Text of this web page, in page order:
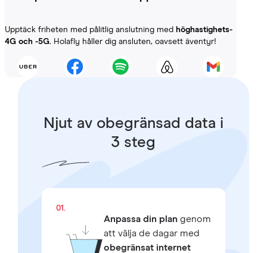
Upptäck friheten med pålitlig anslutning med höghastighets-
4G och -5G. Holafly håller dig ansluten, oavsett äventyr!
Njut av obegränsad data i
3 steg
01.
Anpassa din plangenom
att välja de dagar med
obegränsat internet